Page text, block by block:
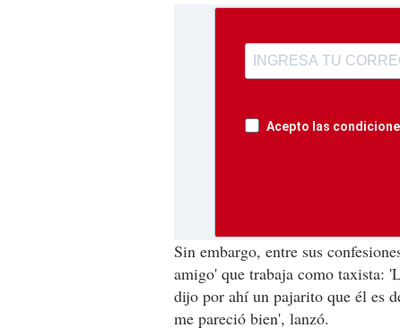
Acepto las
Sin embargo, entre sus
amigo' que trabaja como taxista:
dijo por ahí un pajarito que él es
me pareció bien', lanzó.